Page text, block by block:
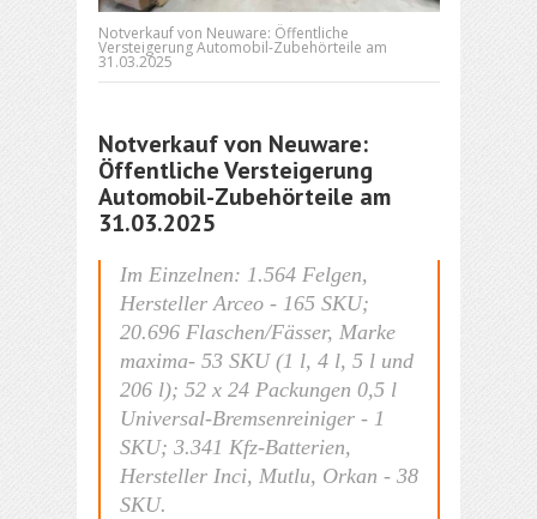
Notverkauf von Neuware: Öffentliche
Versteigerung Automobil-Zubehörteile am
31.03.2025
Notverkauf von Neuware:
Öffentliche Versteigerung
Automobil-Zubehörteile am
31.03.2025
Im Einzelnen: 1.564 Felgen,
Hersteller Arceo - 165 SKU;
20.696 Flaschen/Fässer, Marke
maxima- 53 SKU (1 l, 4 l, 5 l und
206 l); 52 x 24 Packungen 0,5 l
Universal-Bremsenreiniger - 1
SKU; 3.341 Kfz-Batterien,
Hersteller Inci, Mutlu, Orkan - 38
SKU.